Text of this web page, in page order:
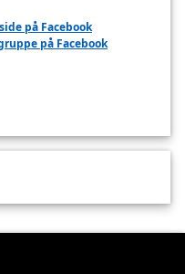
på Facebook
på Facebook